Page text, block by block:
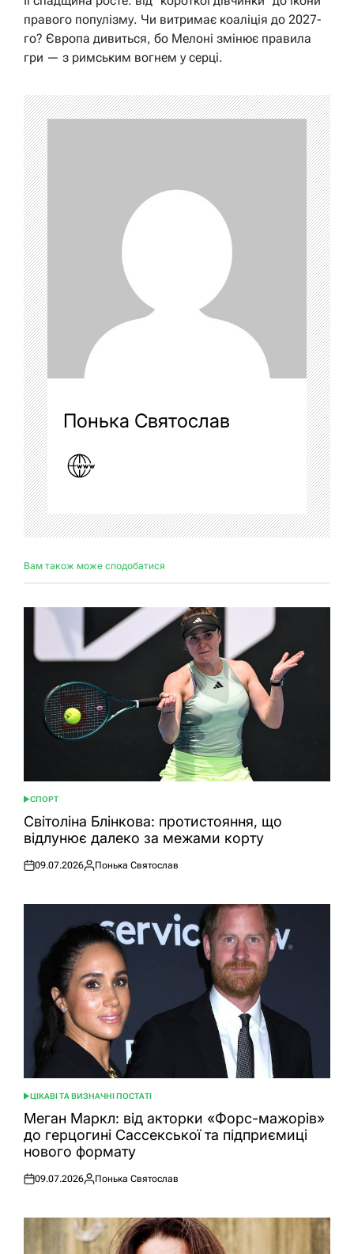
правого популізму. Чи витримає коаліція до 2027-
го? Європа дивиться, бо Мелоні змінює правила
гри — з римським вогнем у серці.
Понька Святослав
Вам також може сподобатися
ОПУБЛІКУВАТИ
У
СПОРТ
Світоліна Блінкова: протистояння, що
відлунює далеко за межами корту
Оприлюднено
09.07.2026
Опубліковано
Понька Святослав
ОПУБЛІКУВАТИ
У
ЦІКАВІ ТА ВИЗНАЧНІ ПОСТАТІ
Меган Маркл: від акторки «Форс-мажорів»
до герцогині Сассекської та підприємиці
нового формату
Оприлюднено
09.07.2026
Опубліковано
Понька Святослав